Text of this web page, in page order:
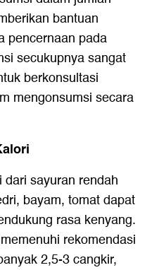
bantuan
pencernaan pada
secukupnya sangat
berkonsultasi
mengonsumsi secara
sayuran rendah
bayam, tomat dapat
rasa kenyang.
rekomendasi
2,5-3 cangkir,